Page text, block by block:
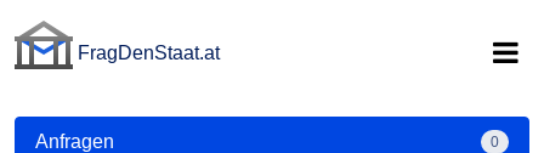
FragDenStaat.at
Anfragen 0